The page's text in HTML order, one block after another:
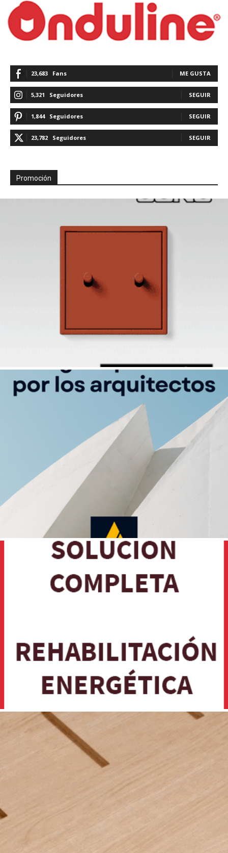
23,683 Fans ME GUSTA
5,321 Seguidores SEGUIR
1,844 Seguidores SEGUIR
23,782 Seguidores SEGUIR
Promoción